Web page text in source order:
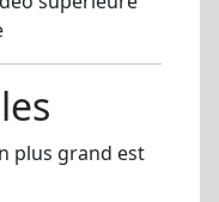
plus grand est